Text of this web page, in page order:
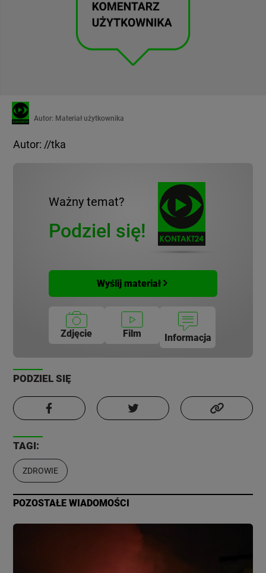
Autor: Materiał użytkownika
Autor: //tka
Ważny temat?
Podziel się!
Wyślij materiał
Zdjęcie Film Informacja
PODZIEL SIĘ
TAGI:
ZDROWIE
POZOSTAŁE WIADOMOŚCI